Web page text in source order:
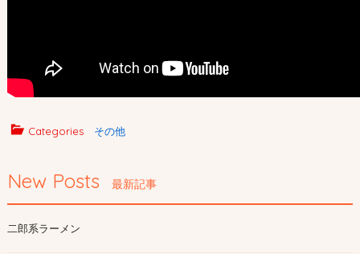
Categories その他
New Posts 最新記事
二郎系ラーメン